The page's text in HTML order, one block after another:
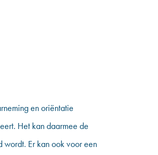
en oriëntatie
Het kan daarmee de
wordt. Er kan ook voor een